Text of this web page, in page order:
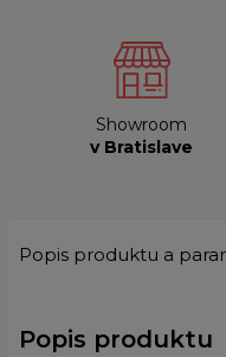
Showroom
v Bratislave
Popis produktu a
Popis produktu